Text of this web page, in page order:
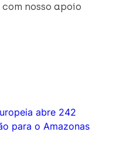
nosso apoio